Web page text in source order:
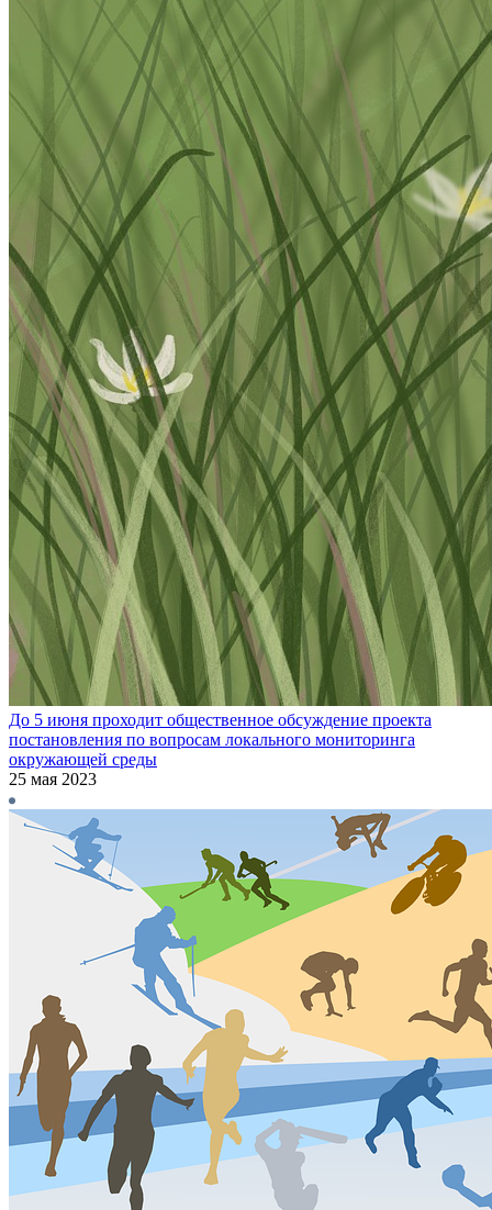
До 5 июня проходит общественное обсуждение проекта
постановления по вопросам локального мониторинга
окружающей среды
25 мая 2023